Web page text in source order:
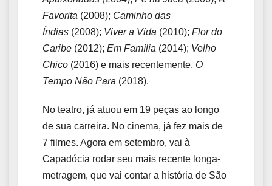
Favorita (2008); Caminho das
Índias (2008); Viver a Vida (2010); Flor do
Caribe (2012); Em Família (2014); Velho
Chico (2016) e mais recentemente, O
Tempo Não Para (2018).
No teatro, já atuou em 19 peças ao longo
de sua carreira. No cinema, já fez mais de
7 filmes. Agora em setembro, vai à
Capadócia rodar seu mais recente longa-
metragem, que vai contar a história de São